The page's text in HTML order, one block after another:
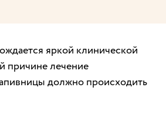
яркой клинической
причине лечение
должно происходить